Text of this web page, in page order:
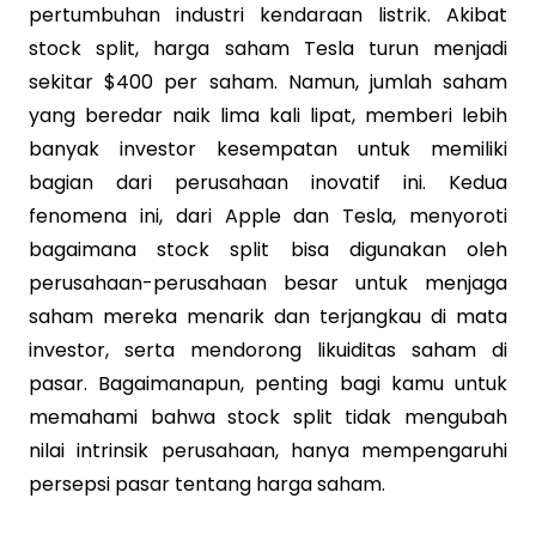
pertumbuhan industri kendaraan listrik. Akibat
stock split, harga saham Tesla turun menjadi
sekitar $400 per saham. Namun, jumlah saham
yang beredar naik lima kali lipat, memberi lebih
banyak investor kesempatan untuk memiliki
bagian dari perusahaan inovatif ini. Kedua
fenomena ini, dari Apple dan Tesla, menyoroti
bagaimana stock split bisa digunakan oleh
perusahaan-perusahaan besar untuk menjaga
saham mereka menarik dan terjangkau di mata
investor, serta mendorong likuiditas saham di
pasar. Bagaimanapun, penting bagi kamu untuk
memahami bahwa stock split tidak mengubah
nilai intrinsik perusahaan, hanya mempengaruhi
persepsi pasar tentang harga saham.